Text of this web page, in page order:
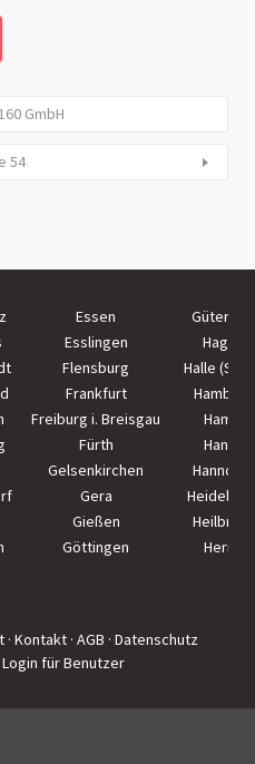
GmbH
54
Essen
Esslingen
Hagen
Flensburg
Halle
Frankfurt
Hamburg
Freiburg i. Breisgau
Hamm
Fürth
Hanau
Gelsenkirchen
Hannover
Gera
Gießen
Heilbronn
Göttingen Herne
· Kontakt · AGB · Datenschutz
Login für Benutzer